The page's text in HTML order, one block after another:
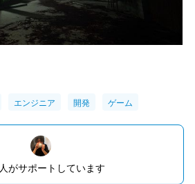
エンジニア 開発 ゲーム
人がサポートしています